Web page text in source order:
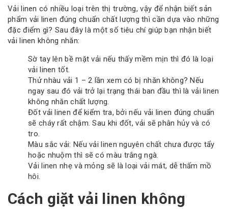
Vải linen có nhiều loại trên thị trường, vậy để nhận biết sản
phẩm vải linen đúng chuẩn chất lượng thì cần dựa vào những
đặc điểm gì? Sau đây là một số tiêu chí giúp bạn nhận biết
vải linen không nhăn:
Sờ tay lên bề mặt vải nếu thấy mềm mịn thì đó là loại
vải linen tốt.
Thử nhàu vải 1 – 2 lần xem có bị nhăn không? Nếu
ngay sau đó vải trở lại trạng thái ban đầu thì là vải linen
không nhăn chất lượng.
Đốt vải linen để kiểm tra, bởi nếu vải linen đúng chuẩn
sẽ cháy rất chậm. Sau khi đốt, vải sẽ phân hủy và có
tro.
Màu sắc vải: Nếu vải linen nguyên chất chưa được tẩy
hoặc nhuộm thì sẽ có màu trắng ngà.
Vải linen nhẹ và mỏng sẽ là loại vải mát, dễ thấm mồ
hôi.
Cách giặt vải linen không